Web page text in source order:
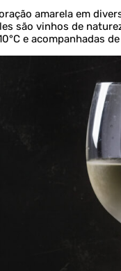
amarela em
são vinhos de
e acompanhadas